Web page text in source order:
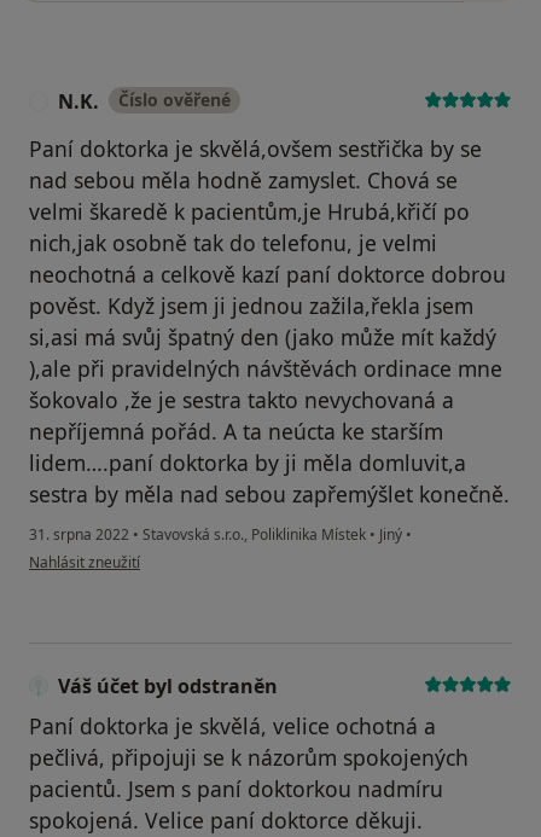
N.K. Číslo ověřené
Paní doktorka je skvělá,ovšem sestřička by se
nad sebou měla hodně zamyslet. Chová se
velmi škaredě k pacientům,je Hrubá,křičí po
nich,jak osobně tak do telefonu, je velmi
neochotná a celkově kazí paní doktorce dobrou
pověst. Když jsem ji jednou zažila,řekla jsem
si,asi má svůj špatný den (jako může mít každý
),ale při pravidelných návštěvách ordinace mne
šokovalo ,že je sestra takto nevychovaná a
nepříjemná pořád. A ta neúcta ke starším
lidem….paní doktorka by ji měla domluvit,a
sestra by měla nad sebou zapřemýšlet konečně.
31. srpna 2022 • Stavovská s.r.o., Poliklinika Místek • Jiný •
podle názoru uživatele N.K.
Nahlásit zneužití
Váš účet byl odstraněn
Paní doktorka je skvělá, velice ochotná a
pečlivá, připojuji se k názorům spokojených
pacientů. Jsem s paní doktorkou nadmíru
spokojená. Velice paní doktorce děkuji.